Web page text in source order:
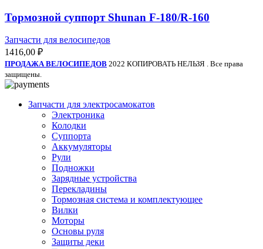
Тормозной суппорт Shunan F-180/R-160
Запчасти для велосипедов
1416,00 ₽
ПРОДАЖА ВЕЛОСИПЕДОВ 2022 КОПИРОВАТЬ НЕЛЬЗЯ . Все права
защищены.
Запчасти для электросамокатов
Электроника
Колодки
Суппорта
Аккумуляторы
Рули
Подножки
Зарядные устройства
Перекладины
Тормозная система и комплектующее
Вилки
Моторы
Основы руля
Защиты деки